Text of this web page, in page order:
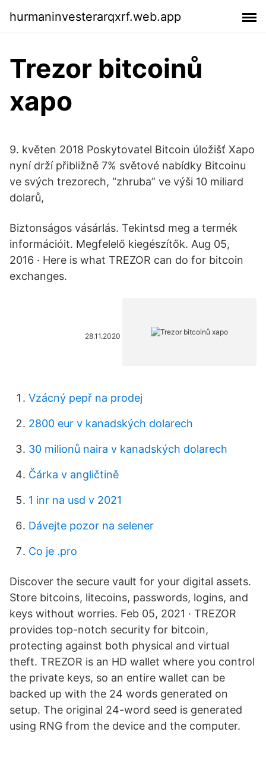
hurmaninvesterarqxrf.web.app
Trezor bitcoinů
xapo
9. květen 2018 Poskytovatel Bitcoin úložišť Xapo
nyní drží přibližně 7% světové nabídky Bitcoinu
ve svých trezorech, “zhruba” ve výši 10 miliard
dolarů,
Biztonságos vásárlás. Tekintsd meg a termék
információit. Megfelelő kiegészítők. Aug 05,
2016 · Here is what TREZOR can do for bitcoin
exchanges.
28.11.2020
Vzácný pepř na prodej
2800 eur v kanadských dolarech
30 milionů naira v kanadských dolarech
Čárka v angličtině
1 inr na usd v 2021
Dávejte pozor na selener
Co je .pro
Discover the secure vault for your digital assets.
Store bitcoins, litecoins, passwords, logins, and
keys without worries. Feb 05, 2021 · TREZOR
provides top-notch security for bitcoin,
protecting against both physical and virtual
theft. TREZOR is an HD wallet where you control
the private keys, so an entire wallet can be
backed up with the 24 words generated on
setup. The original 24-word seed is generated
using RNG from the device and the computer.